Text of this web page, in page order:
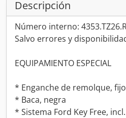
Descripción
Número interno:
Salvo errores y
EQUIPAMIENTO ESPECIAL
* Enganche de remolque, fijo
* Baca, negra
* Sistema Ford Key Free,